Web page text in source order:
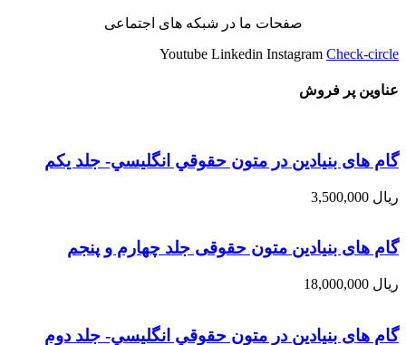
صفحات ما در شبکه های اجتماعی
Youtube Linkedin Instagram Check-circle
عناوین پر فروش
گام های بنیادین در متون حقوقي انگليسي- جلد يكم
ریال
گام های بنیادین متون حقوقی جلد چهارم و پنجم
ریال
گام های بنیادین در متون حقوقي انگليسي- جلد دوم